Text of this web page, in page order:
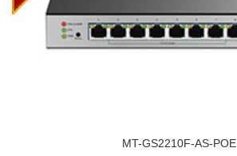
MT-GS2210F-AS-POE